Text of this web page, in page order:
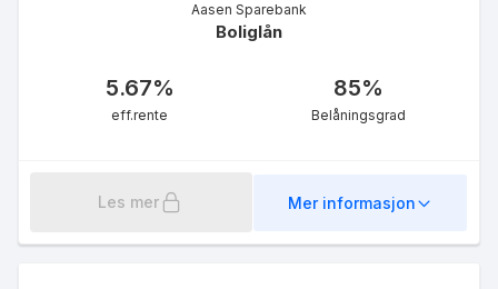
Aasen Sparebank
Boliglån
5.67%
eff.rente
85%
Belåningsgrad
Les mer Mer informasjon